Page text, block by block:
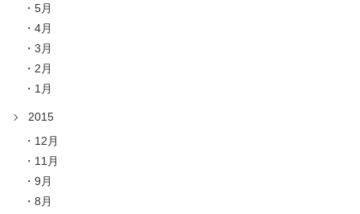
5月
4月
3月
2月
1月
2015
12月
11月
9月
8月